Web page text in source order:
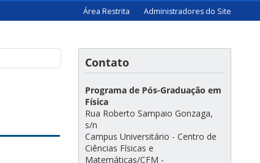
Área Restrita Administradores do Site
Contato
Programa de Pós-Graduação em
Física
Rua Roberto Sampaio Gonzaga,
s/n
Campus Universitário - Centro de
Ciências Físicas e
Matemáticas/CFM -